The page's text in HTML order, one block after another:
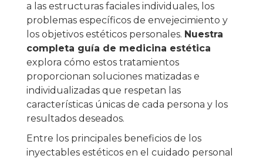
a las estructuras faciales individuales, los
problemas específicos de envejecimiento y
los objetivos estéticos personales. Nuestra
completa guía de medicina estética
explora cómo estos tratamientos
proporcionan soluciones matizadas e
individualizadas que respetan las
características únicas de cada persona y los
resultados deseados.
Entre los principales beneficios de los
inyectables estéticos en el cuidado personal